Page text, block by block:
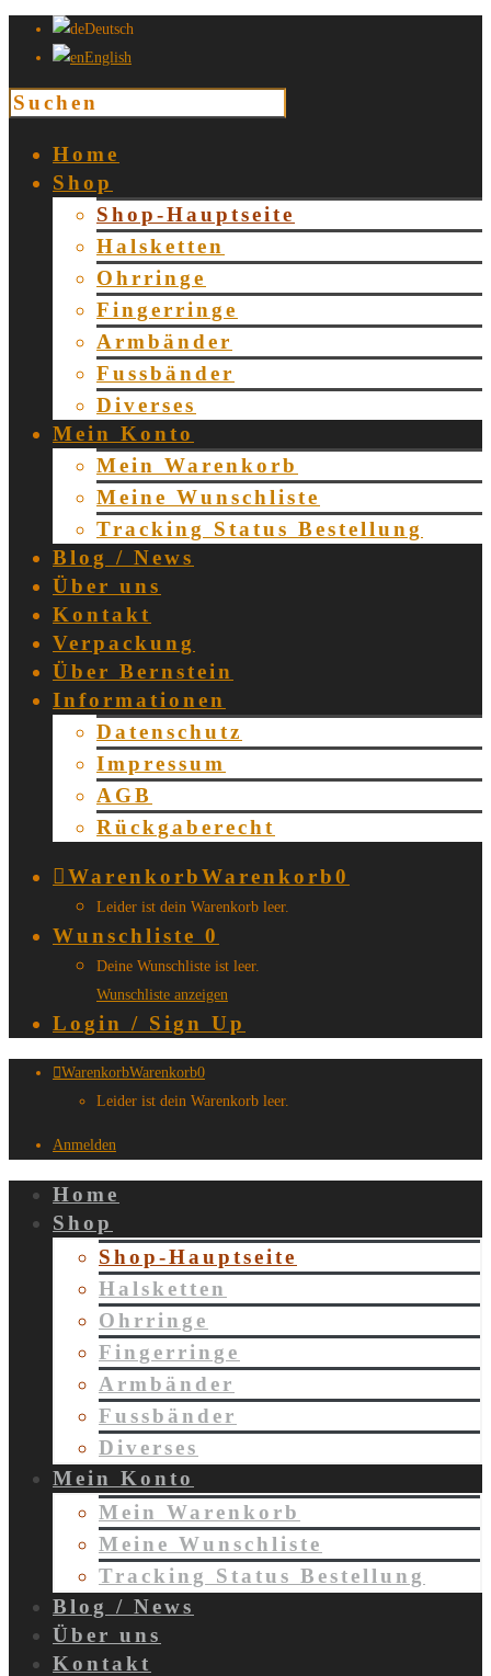
Deutsch
English
Home
Shop
Shop-Hauptseite
Halsketten
Ohrringe
Fingerringe
Armbänder
Fussbänder
Diverses
Mein Konto
Mein Warenkorb
Meine Wunschliste
Tracking Status Bestellung
Blog / News
Über uns
Kontakt
Verpackung
Über Bernstein
Informationen
Datenschutz
Impressum
AGB
Rückgaberecht
WarenkorbWarenkorb0
Leider ist dein Warenkorb leer.
Wunschliste 0
Deine Wunschliste ist leer.
Wunschliste anzeigen
Login / Sign Up
WarenkorbWarenkorb0
Leider ist dein Warenkorb leer.
Anmelden
Home
Shop
Shop-Hauptseite
Halsketten
Ohrringe
Fingerringe
Armbänder
Fussbänder
Diverses
Mein Konto
Mein Warenkorb
Meine Wunschliste
Tracking Status Bestellung
Blog / News
Über uns
Kontakt